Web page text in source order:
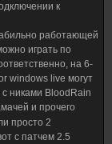
к
работающей
играть по
на 6-
windows live могут
никами BloodRain
и прочего
просто 2
с патчем 2.5